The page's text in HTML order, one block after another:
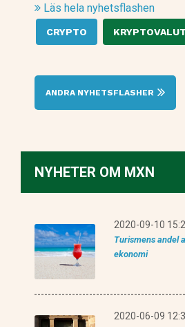
Läs hela nyhetsflashen
CRYPTO
ANDRA NYHETSFLASHER
NYHETER OM MXN
2020-09-10
Turismens andel
ekonomi
2020-06-09